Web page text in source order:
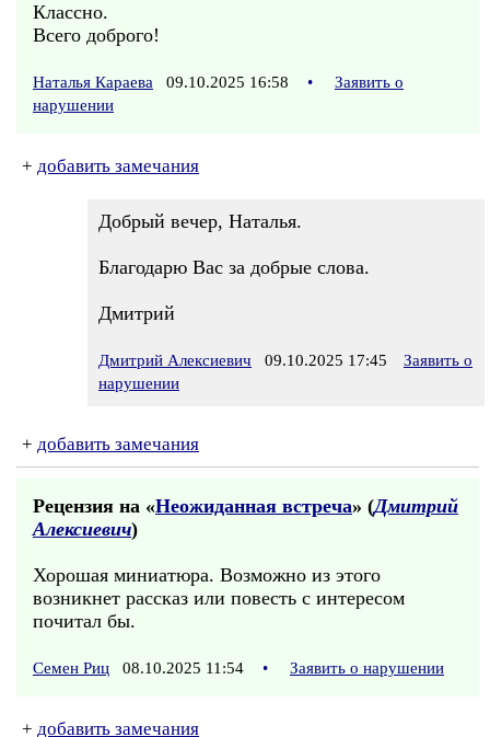
Классно.
Всего доброго!
Наталья Караева 09.10.2025 16:58 •
Заявить о
нарушении
+ добавить замечания
Добрый вечер, Наталья.
Благодарю Вас за добрые слова.
Дмитрий
Дмитрий Алексиевич 09.10.2025 17:45
Заявить о
нарушении
+ добавить замечания
Рецензия на «Неожиданная встреча» (Дмитрий
Алексиевич)
Хорошая миниатюра. Возможно из этого
возникнет рассказ или повесть с интересом
почитал бы.
Семен Риц 08.10.2025 11:54 • Заявить о нарушении
+ добавить замечания